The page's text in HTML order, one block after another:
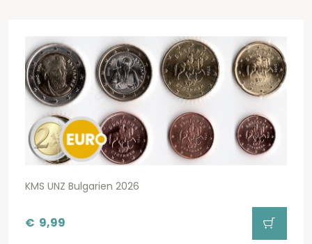
KMS UNZ Bulgarien 2026
€ 9,99